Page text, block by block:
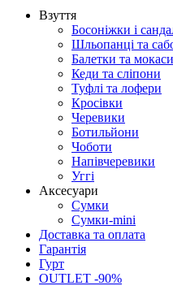
Взуття
Босоніжки і
Шльопанці та
Балетки та
Кеди та сліпони
Туфлі та лофери
Кросівки
Черевики
Ботильйони
Чоботи
Напівчеревики
Уггі
Аксесуари
Сумки
Сумки-mini
Доставка та оплата
Гарантія
Гурт
OUTLET -90%